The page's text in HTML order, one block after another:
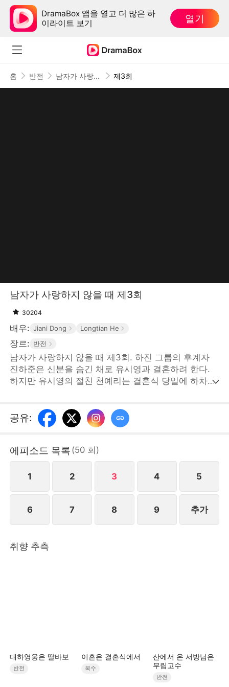
DramaBox 앱을 열고 더 많은 하
이라이트 보기
열기
홈 반전 남자가 사랑하지 않을 때 제3회
남자가 사랑하지 않을 때 제3회
30204
배우: Jiani Dong Longtian He
장르: 반전
남자가 사랑하지 않을 때 제3회. 하진 그룹의 후계자
진하준은 신분을 숨긴 채로 유시영과 결혼하려 한다.
하지만 유시영의 절친 천예리는 결혼식 당일에 하차금
엄마 안희연이 고가의 예물을 들고 나타났지만, 유시영
과 천예리는 예물이 가짜라는 의심이 들어 무례한 짓을
신분을 증명하자 유시영은 그제야 후회막심한다. 하지
만 마음이 내키지 않아 거짓말로 여론을 몰아 진하준을
공격하고 안희연은 증거를 수집하여 경찰에 신고한다.
이한다.STORYMATRIX PTE.LTD
공유:
에피소드 목록 (50 회 )
1 2 3 4 5
6 7 8 9 추가
취향 추측
대하영웅은 딸바보
반전
이혼은 결혼식에서
복수
산에서 온 서방님은
무림고수
반전